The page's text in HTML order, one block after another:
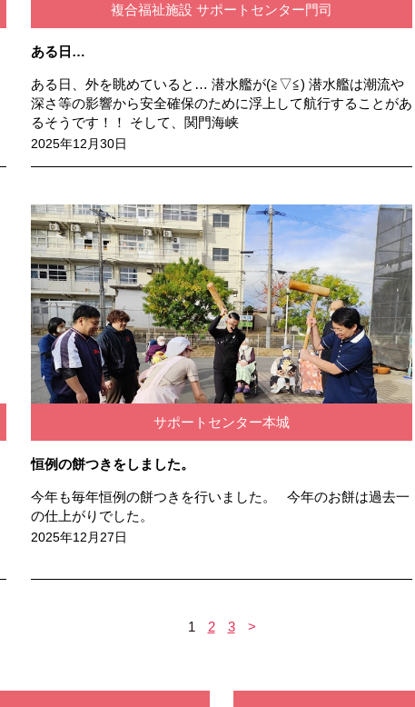
複合福祉施設 サポートセンター門司
ある日…
ある日、外を眺めていると… 潜水艦が(≧▽≦) 潜水艦は潮流や
深さ等の影響から安全確保のために浮上して航行することがあ
るそうです！！ そして、関門海峡
2025年12月30日
サポートセンター本城
恒例の餅つきをしました。
今年も毎年恒例の餅つきを行いました。 今年のお餅は過去一
の仕上がりでした。
2025年12月27日
1 2 3 >